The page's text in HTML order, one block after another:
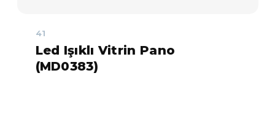
41
Led Işıklı Vitrin Pano
(MD0383)